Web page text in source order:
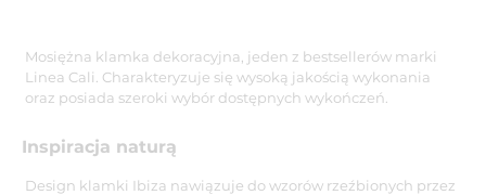
Mosiężna klamka dekoracyjna, jeden z bestsellerów marki
Linea Cali. Charakteryzuje się wysoką jakością wykonania
oraz posiada szeroki wybór dostępnych wykończeń.
Inspiracja naturą
Design klamki Ibiza nawiązuje do wzorów rzeźbionych przez